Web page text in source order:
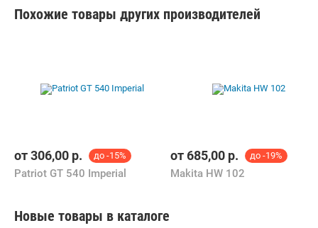
Похожие товары других производителей
от306,00 р. до -15%
Patriot GT 540 Imperial
от685,00 р. до -19%
Makita HW 102
Новые товары в каталоге